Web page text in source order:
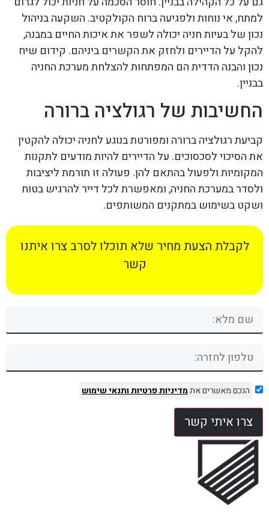
למתח, אי נוחות ולפגיעה ברוח הקולקטיב. השקעה בניהול
נכון של בעיות חניה יכולה לשפר את איכות החיים במבנה,
להקל על הדיירים ולחזק את הקשרים ביניהם. קידום שיח
נכון והבנה הדדית הם המפתחות להצלחת מערכת החניה
בבניין.
החשיבות של רגולציה ברורה
קביעת רגולציה ברורה ומפורטת בנוגע לחניה יכולה להקטין
את הסיכוי לסכסוכים. על הדיירים להיות מודעים לתקנות
המקומיות ולפעול בהתאם להן. פעולה זו תורמת ליציבות
ולסדר במערכת החניה, ומאפשרת לכל דייר להרגיש בטוח
ושקט בשימוש במתקנים המשותפים.
לקבלת הצעת מחיר שלא תוכלו לסרב צרו איתנו
קשר
הנכם מאשרים אתמדיניות פרטיותותנאי שימוש
צרו איתי קשר